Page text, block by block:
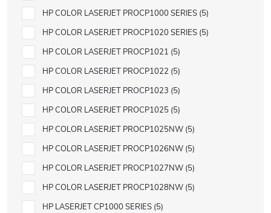
HP COLOR LASERJET PROCP1000 SERIES 5
HP COLOR LASERJET PROCP1020 SERIES 5
HP COLOR LASERJET PROCP1021 5
HP COLOR LASERJET PROCP1022 5
HP COLOR LASERJET PROCP1023 5
HP COLOR LASERJET PROCP1025 5
HP COLOR LASERJET PROCP1025NW 5
HP COLOR LASERJET PROCP1026NW 5
HP COLOR LASERJET PROCP1027NW 5
HP COLOR LASERJET PROCP1028NW 5
HP LASERJET CP1000 SERIES 5